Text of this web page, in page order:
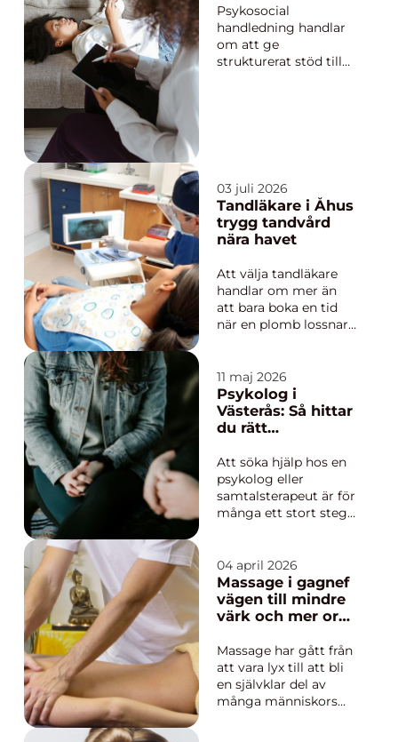
arbetsliv
Psykosocial
handledning handlar
om att ge
strukturerat stöd till
dagligen möter
stress, hot, oro och
komplexa ärenden.
Utan ett genom...
03 juli 2026
Tandläkare i Åhus
trygg tandvård
nära havet
Att välja tandläkare
handlar om mer än
att bara boka en tid
när en plomb lossnar.
kopplad till trygghet,
kontinuitet och
känslan av att bli
lyssnad på. I en ort
avstånden är korta
men behovet av bra
tandvå...
11 maj 2026
Psykolog i
Västerås: Så hittar
du rätt
Västerås när livet
skaver
Att söka hjälp hos en
psykolog eller
samtalsterapeut är för
många ett stort steg.
samtalen som gjorde
skillnad när ångesten
tog över, relationen
krisade eller ...
04 april 2026
Massage i gagnef
vägen till mindre
värk och mer ork
Massage har gått från
att vara lyx till att bli
en självklar del av
många människors